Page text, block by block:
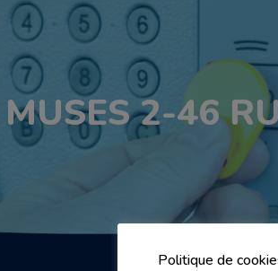
2-46
Politique de